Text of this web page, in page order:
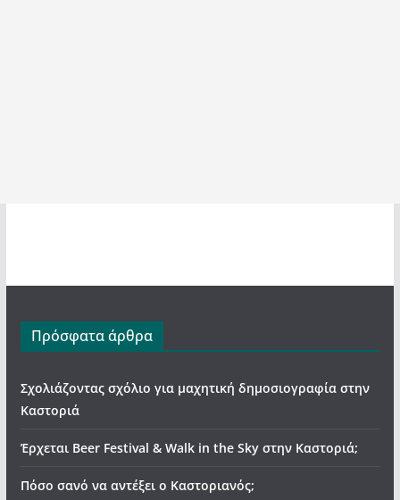
Πρόσφατα άρθρα
Σχολιάζοντας σχόλιο για μαχητική δημοσιογραφία στην
Καστοριά
Έρχεται Beer Festival & Walk in the Sky στην Καστοριά;
Πόσο σανό να αντέξει ο Καστοριανός;